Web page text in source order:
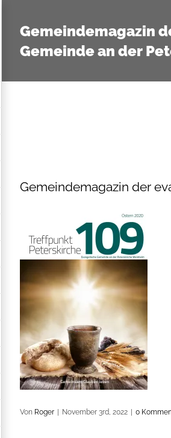
Gemeindemagazin
Gemeinde an der
Gemeindemagazin der
Von Roger November 3rd, 2022 0